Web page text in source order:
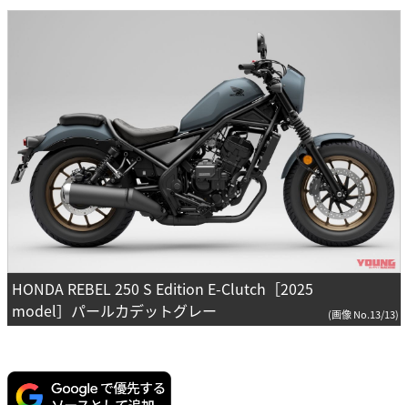
HONDA REBEL 250 S Edition E-Clutch［2025
model］パールカデットグレー
(画像 No.13/13)